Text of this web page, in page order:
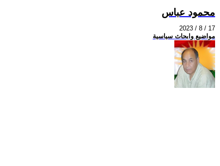
محمود عباس
2023 / 8 / 17
مواضيع وابحاث سياسية